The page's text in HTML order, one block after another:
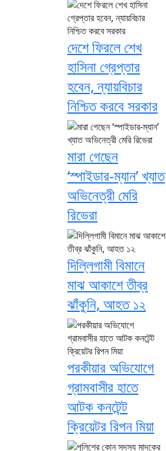
দেশে ফিরলে শেখ
হাসিনা গ্রেপ্তার
হবেন, ন্যায়বিচার
নিশ্চিত করবে সরকার
মারা গেছেন
‘স্পাইডার-ম্যান’ খ্যাত
অভিনেত্রী মেরি
রিভেরা
দিল্লিগামী বিমানে
মাঝ আকাশে তীব্র
ঝাঁকুনি, আহত ১২
পরকীয়ার অভিযোগে
গ্রামবাসীর হাতে
আটক কনটেন্ট
ক্রিয়েটর রিপন মিয়া